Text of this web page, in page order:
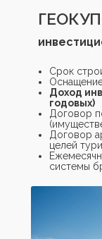
Срок
Доход
годовых)
Договор
Договор
целей
системы